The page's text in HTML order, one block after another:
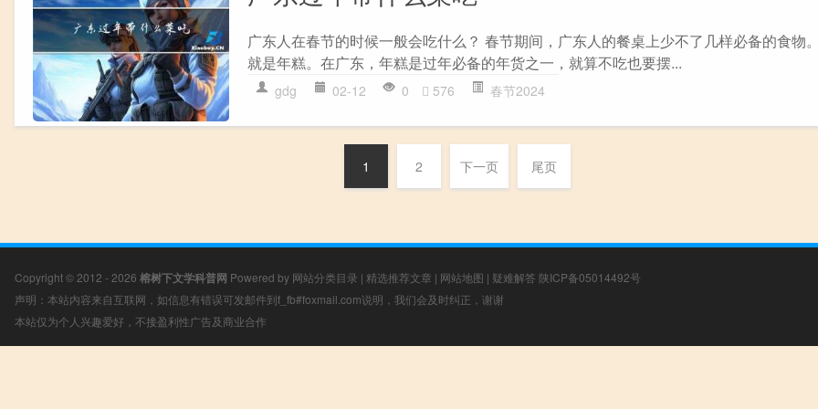
广东人在春节的时候一般会吃什么？ 春节期间，广东人的餐桌上少不了几样必备的食物
就是年糕。在广东，年糕是过年必备的年货之一，就算不吃也要摆...
gdg 02-12 0 576 春节2024
1 2 下一页 尾页
Copyright © 2012 - 2026 榕树下文学科普网 Powered by 网站分类目录 | 精选推荐文章 | 网站地图 | 疑难解答 陕ICP备05014492号
声明：本站内容来自互联网，如信息有错误可发邮件到f_fb#foxmail.com说明，我们会及时纠正，谢谢
本站仅为个人兴趣爱好，不接盈利性广告及商业合作